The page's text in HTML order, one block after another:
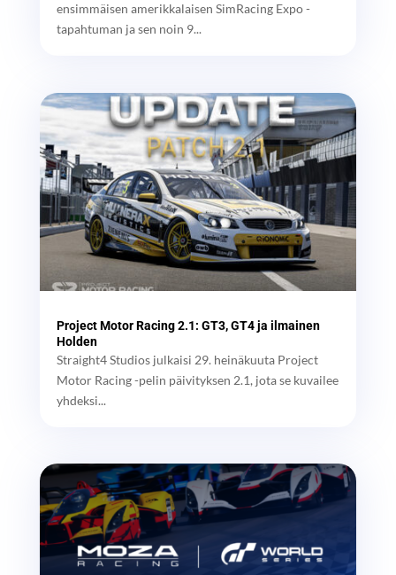
ensimmäisen amerikkalaisen SimRacing Expo -
tapahtuman ja sen noin 9...
Project Motor Racing 2.1: GT3, GT4 ja ilmainen
Holden
Straight4 Studios julkaisi 29. heinäkuuta Project
Motor Racing -pelin päivityksen 2.1, jota se kuvailee
yhdeksi...